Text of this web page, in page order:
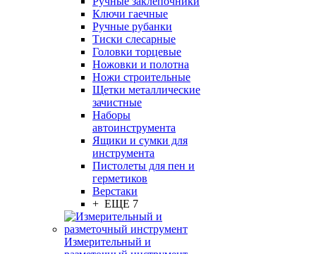
Ключи гаечные
Ручные рубанки
Тиски слесарные
Головки торцевые
Ножовки и полотна
Ножи строительные
Щетки металлические
зачистные
Наборы
автоинструмента
Ящики и сумки для
инструмента
Пистолеты для пен и
герметиков
Верстаки
+ ЕЩЕ 7
Измерительный и